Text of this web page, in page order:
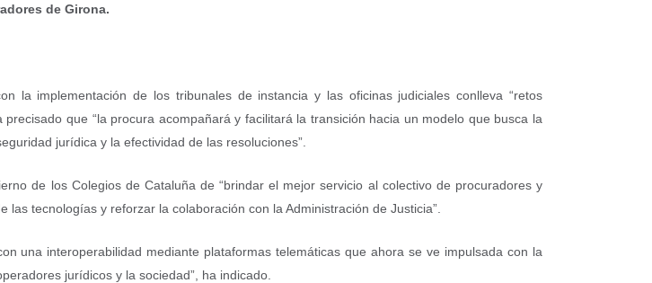
de Girona.
la implementación de los tribunales de instancia y las oficinas judiciales conlleva “retos
que “la procura acompañará y facilitará la transición hacia un modelo que busca la
jurídica y la efectividad de las resoluciones”.
de los Colegios de Cataluña de “brindar el mejor servicio al colectivo de procuradores y
tecnologías y reforzar la colaboración con la Administración de Justicia”.
una interoperabilidad mediante plataformas telemáticas que ahora se ve impulsada con la
jurídicos y la sociedad”, ha indicado.